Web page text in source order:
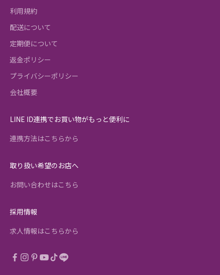
利用規約
配送について
定期便について
返金ポリシー
プライバシーポリシー
会社概要
LINE ID連携でお買い物がもっと便利に
連携方法はこちらから
取り扱い希望のお店へ
お問い合わせはこちら
採用情報
求人情報はこちらから